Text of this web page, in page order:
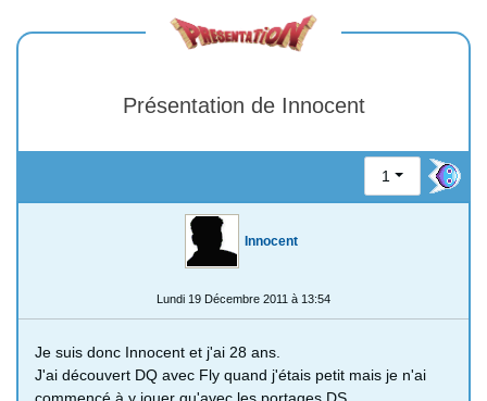
Présentation de Innocent
1
Innocent
Lundi 19 Décembre 2011 à 13:54
Je suis donc Innocent et j'ai 28 ans.
J'ai découvert DQ avec Fly quand j'étais petit mais je n'ai